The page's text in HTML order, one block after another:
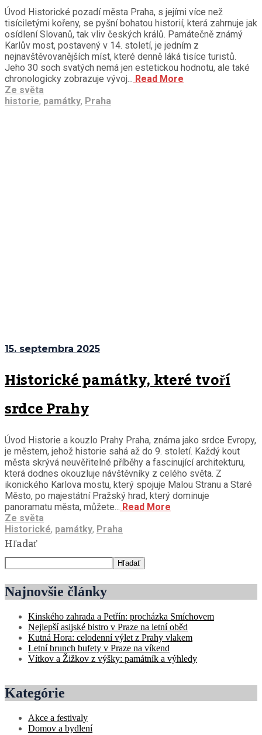
Úvod Historické pozadí města Praha, s jejími více než
tisíciletými kořeny, se pyšní bohatou historií, která zahrnuje jak
osídlení Slovanů, tak vliv českých králů. Památečně známý
Karlův most, postavený v 14. století, je jedním z
nejnavštěvovanějších míst, které denně láká tisíce turistů.
Jeho 30 soch svatých nemá jen estetickou hodnotu, ale také
chronologicky zobrazuje vývoj... Read More
Ze světa
historie, památky, Praha
15. septembra 2025
Historické památky, které tvoří
srdce Prahy
Úvod Historie a kouzlo Prahy Praha, známa jako srdce Evropy,
je městem, jehož historie sahá až do 9. století. Každý kout
města skrývá neuvěřitelné příběhy a fascinující architekturu,
která dodnes okouzluje návštěvníky z celého světa. Z
ikonického Karlova mostu, který spojuje Malou Stranu a Staré
Město, po majestátní Pražský hrad, který dominuje
panoramatu města, můžete... Read More
Ze světa
Historické, památky, Praha
Hľadať
Hľadať
Najnovšie články
Kinského zahrada a Petřín: procházka Smíchovem
Nejlepší asijské bistro v Praze na letní oběd
Kutná Hora: celodenní výlet z Prahy vlakem
Letní brunch bufety v Praze na víkend
Vítkov a Žižkov z výšky: památník a výhledy
Kategórie
Akce a festivaly
Domov a bydlení